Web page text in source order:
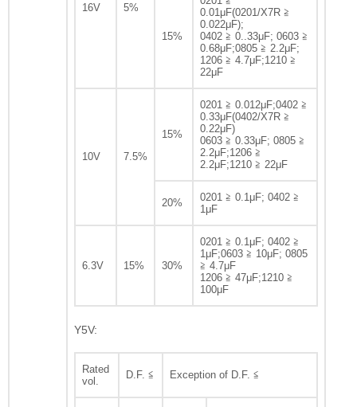
16V 5%
15%
0.01μF(0201/X7R ≧
0.022μF);
0402 ≧ 0..33μF; 0603 ≧
0.68μF;0805 ≧ 2.2μF;
1206 ≧ 4.7μF;1210 ≧
22μF
10V 7.5%
15%
0201 ≧ 0.012μF;0402 ≧
0.33μF(0402/X7R ≧
0.22μF)
0603 ≧ 0.33μF; 0805 ≧
2.2μF;1206 ≧
2.2μF;1210 ≧ 22μF
20%
0201 ≧ 0.1μF; 0402 ≧
1μF
6.3V 15% 30%
0201 ≧ 0.1μF; 0402 ≧
1μF;0603 ≧ 10μF; 0805
≧ 4.7μF
1206 ≧ 47μF;1210 ≧
100μF
Y5V:
Rated
vol.
D.F. ≦ Exception of D.F. ≦